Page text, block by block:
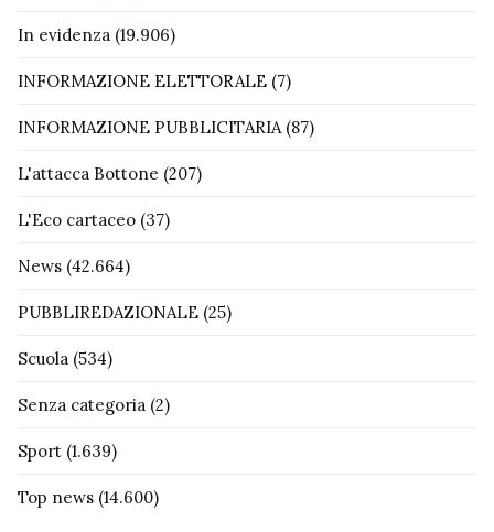
In evidenza (19.906)
INFORMAZIONE ELETTORALE (7)
INFORMAZIONE PUBBLICITARIA(87)
L'attacca Bottone (207)
L'Eco cartaceo (37)
News (42.664)
PUBBLIREDAZIONALE (25)
Scuola (534)
Senza categoria (2)
Sport (1.639)
Top news (14.600)